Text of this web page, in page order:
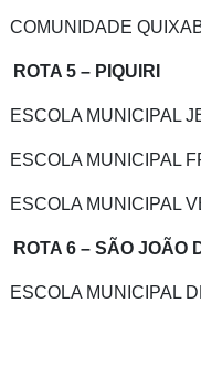
COMUNIDADE
ROTA 5 – PIQUIRI
ESCOLA MUNICIPAL
ESCOLA MUNICIPAL
ESCOLA MUNICIPAL
ROTA 6 – SÃO JOÃO
ESCOLA MUNICIPAL